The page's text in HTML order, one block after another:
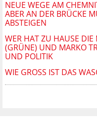
NEUE WEGE AM
BER AN DER BRÜCKE
BSTEIGEN
WER HAT ZU HAUSE DIE
(GRÜNE) UND MARKO
UND POLITIK
WIE GROSS IST DAS